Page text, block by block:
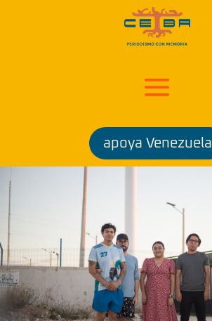
apoya Venezuela